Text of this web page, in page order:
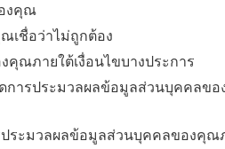
งคุณ
เชื่อว่าไม่ถูกต้อง
ณภายใต้เงื่อนไขบางประการ
ารประมวลผลข้อมูลส่วนบุคคลขอ
ะมวลผลข้อมูลส่วนบุคคลของคุณภ